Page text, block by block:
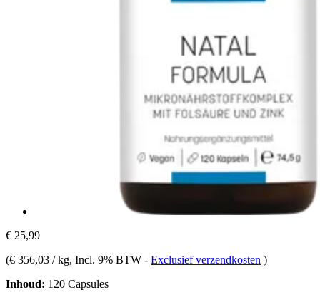
€ 25,99
(€ 356,03 / kg, Incl. 9% BTW - Exclusief verzendkosten )
Inhoud: 120 Capsules